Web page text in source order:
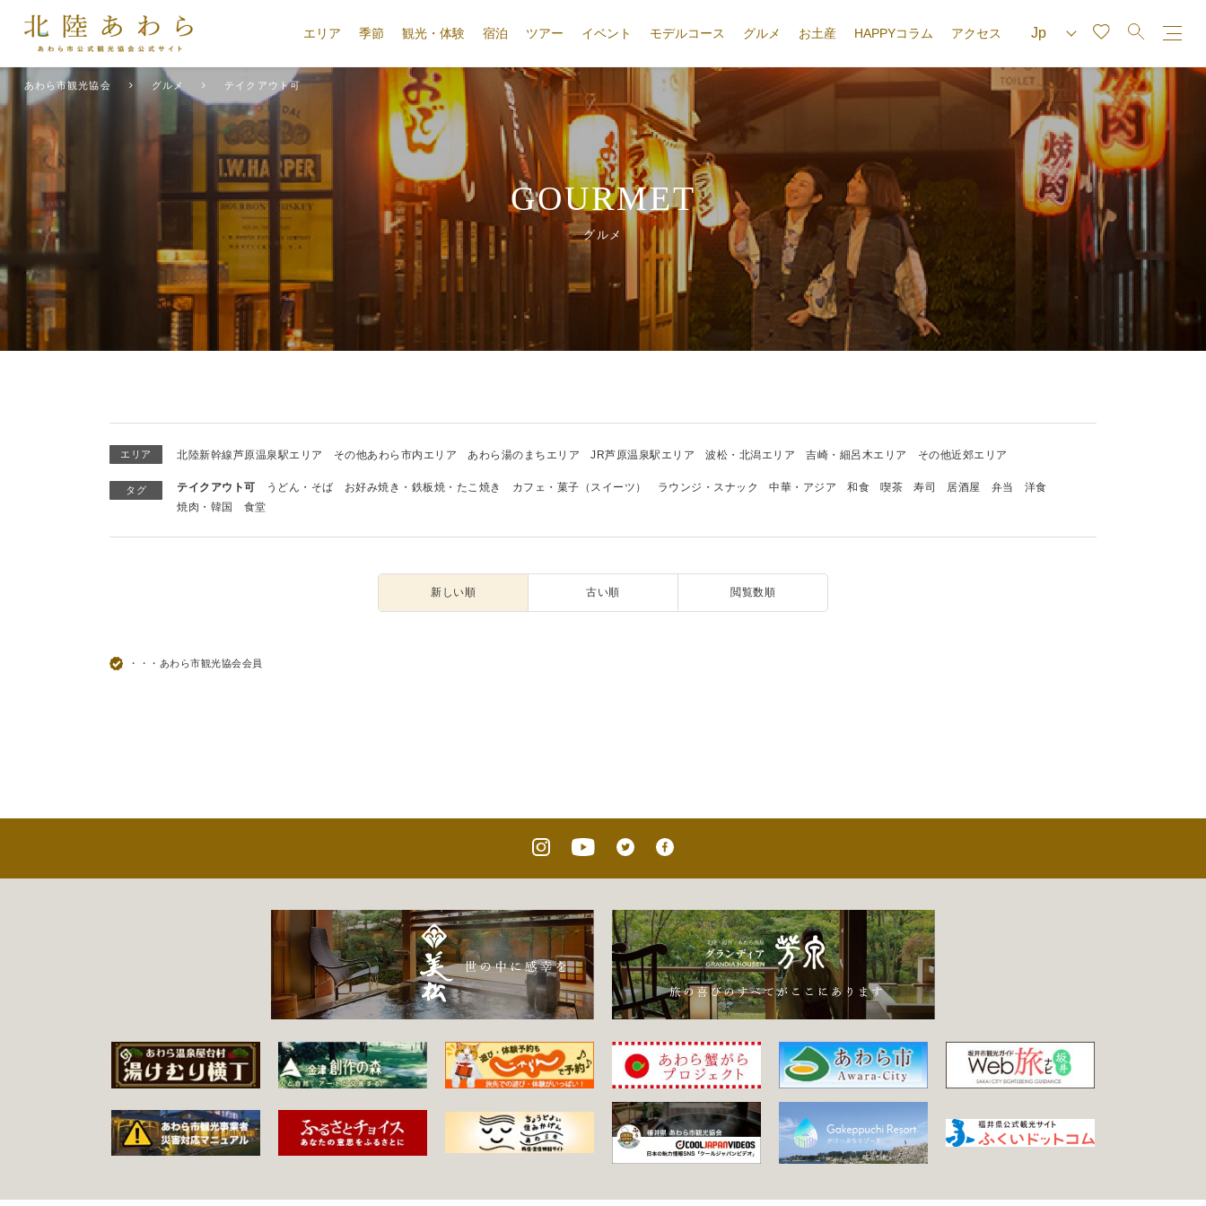
エリア 季節 観光・体験 宿泊 ツアー イベント モデルコース グルメ お土産 HAPPYコラム アクセス
あわら市観光協会 グルメ テイクアウト可
GOURMET
グルメ
エリア 北陸新幹線芦原温泉駅エリア その他あわら市内エリア あわら湯のまちエリア JR芦原温泉駅エリア 波松・北潟エリア 吉崎・細呂木エリア その他近郊エリア
タグ テイクアウト可 うどん・そば お好み焼き・鉄板焼・たこ焼き カフェ・菓子（スイーツ） ラウンジ・スナック 中華・アジア 和食 喫茶 寿司 居酒屋 弁当
洋食
焼肉・韓国
食堂
新しい順 古い順 閲覧数順
・・・あわら市観光協会会員